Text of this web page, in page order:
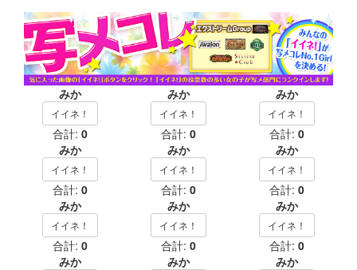
みか
イイネ！
合計: 0
みか
イイネ！
合計: 0
みか
イイネ！
合計: 0
みか
イイネ！
合計: 0
みか
イイネ！
合計: 0
みか
イイネ！
合計: 0
みか
イイネ！
合計: 0
みか
イイネ！
合計: 0
みか
イイネ！
合計: 0
みか
みか みか